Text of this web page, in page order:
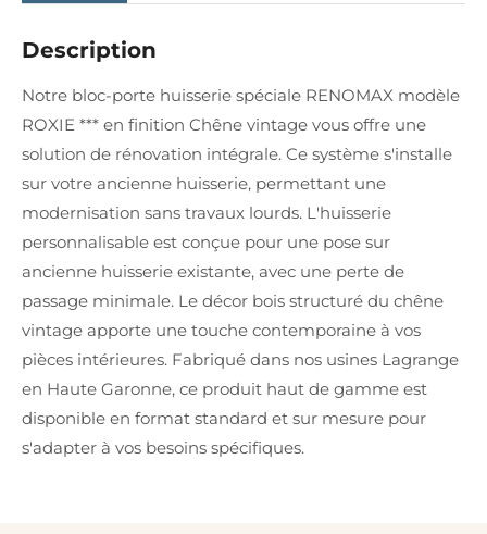
Description
Notre bloc-porte huisserie spéciale RENOMAX modèle
ROXIE *** en finition Chêne vintage vous offre une
solution de rénovation intégrale. Ce système s'installe
sur votre ancienne huisserie, permettant une
modernisation sans travaux lourds. L'huisserie
personnalisable est conçue pour une pose sur
ancienne huisserie existante, avec une perte de
passage minimale. Le décor bois structuré du chêne
vintage apporte une touche contemporaine à vos
pièces intérieures. Fabriqué dans nos usines Lagrange
en Haute Garonne, ce produit haut de gamme est
disponible en format standard et sur mesure pour
s'adapter à vos besoins spécifiques.